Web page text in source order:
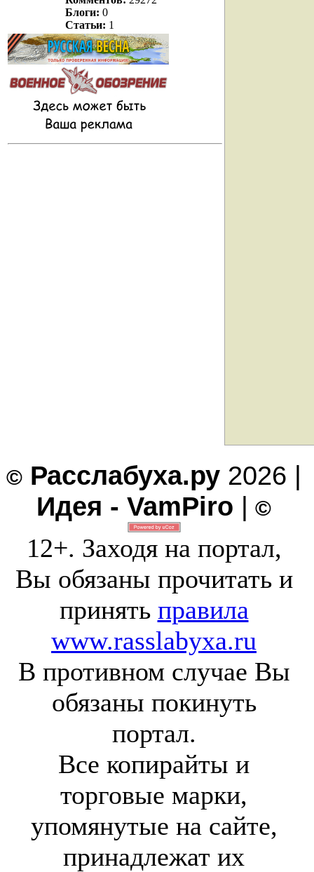
Блоги: 0
Статьи: 1
© Расслабуха.ру 2026 |
Идея - VamPiro | ©
12+. Заходя на портал,
Вы обязаны прочитать и
принять правила
www.rasslabyxa.ru
В противном случае Вы
обязаны покинуть
портал.
Все копирайты и
торговые марки,
упомянутые на сайте,
принадлежат их